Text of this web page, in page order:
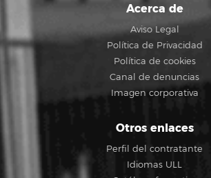
Acerca de
Aviso Legal
Política de Privacidad
Política de cookies
Canal de denuncias
Imagen corporativa
Otros enlaces
Perfil del contratante
Idiomas ULL